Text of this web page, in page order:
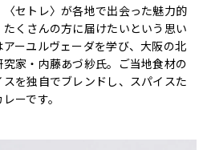
セトレ〉が各地で出会った魅力的
くさんの方に届けたいという思い
ーユルヴェーダを学び、大阪の北
家・内藤あづ紗氏。ご当地食材の
を独自でブレンドし、スパイスた
ーです。